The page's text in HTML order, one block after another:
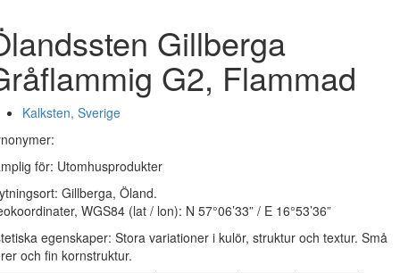
Gillberga
G2, Flammad
Kalksten, Sverige
för: Utomhusprodukter
Gillberga, Öland.
WGS84 (lat / lon): N 57°06’33” / E 16°53’36”
egenskaper: Stora variationer i kulör, struktur och textur. Små
och fin kornstruktur.